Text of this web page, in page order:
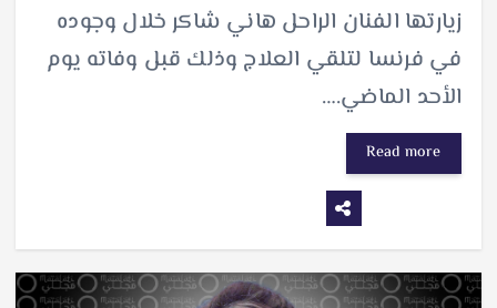
زيارتها الفنان الراحل هاني شاكر خلال وجوده
في فرنسا لتلقي العلاج وذلك قبل وفاته يوم
الأحد الماضي.…
Read more